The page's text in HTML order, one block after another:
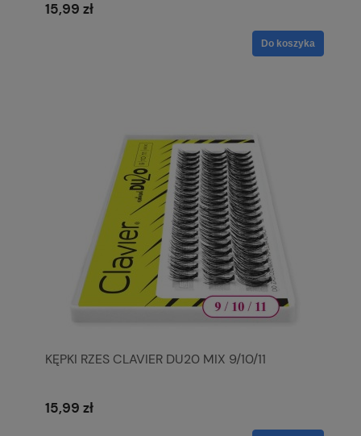
15,99 zł
Do koszyka
KĘPKI RZES CLAVIER DU20 MIX 9/10/11
15,99 zł